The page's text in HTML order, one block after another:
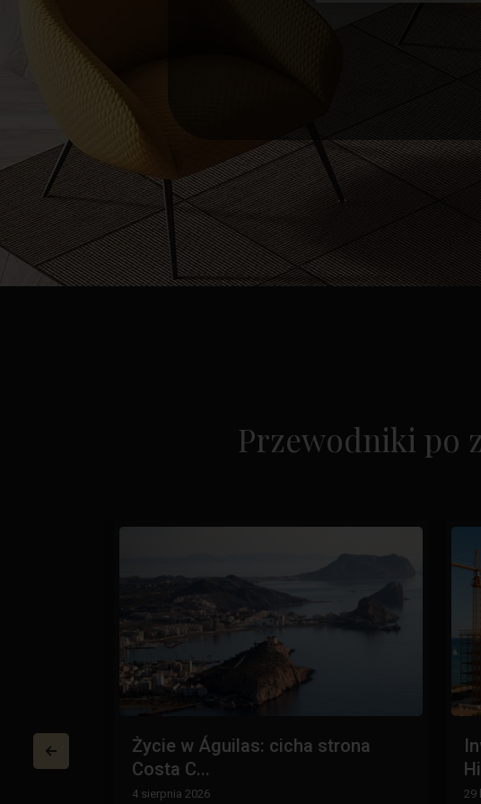
Przewodniki po
Życie w Águilas: cicha strona
Costa C...
4 sierpnia 2026 29